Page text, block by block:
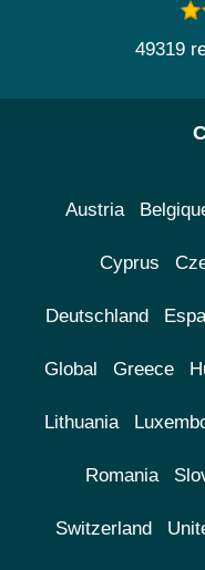
49319
Austria
Cyprus
Deutschland
Global Greece
Lithuania
Romania
Switzerland